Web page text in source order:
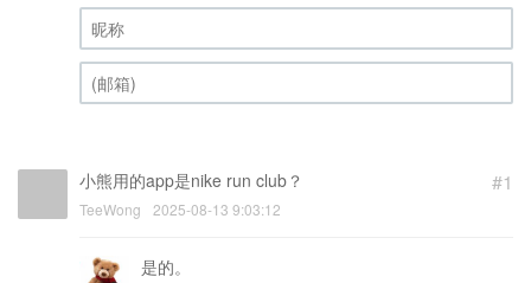
昵称 (必填)
#1
小熊用的app是nike run club？
TeeWong 2025-08-13 9:03:12
是的。